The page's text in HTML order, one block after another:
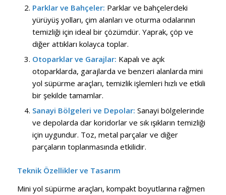
Parklar ve Bahçeler: Parklar ve bahçelerdeki
yürüyüş yolları, çim alanları ve oturma odalarının
temizliği için ideal bir çözümdür. Yaprak, çöp ve
diğer attıkları kolayca toplar.
Otoparklar ve Garajlar: Kapalı ve açık
otoparklarda, garajlarda ve benzeri alanlarda mini
yol süpürme araçları, temizlik işlemleri hızlı ve etkili
bir şekilde tamamlar.
Sanayi Bölgeleri ve Depolar: Sanayi bölgelerinde
ve depolarda dar koridorlar ve sık ışıkların temizliği
için uygundur. Toz, metal parçalar ve diğer
parçaların toplanmasında etkilidir.
Teknik Özellikler ve Tasarım
Mini yol süpürme araçları, kompakt boyutlarına rağmen